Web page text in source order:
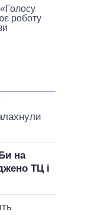
роботу
на
ТЦ і